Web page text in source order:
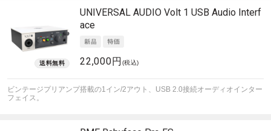
UNIVERSAL AUDIO Volt 1 USB Audio Interf
ace
22,000円 (税込)
ビンテージプリアンプ搭載の1イン/2アウト、USB 2.0接続オーディオインター
フェイス。